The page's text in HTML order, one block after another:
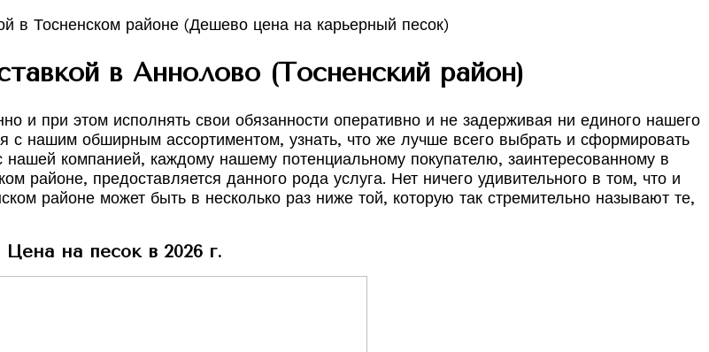
в Аннолово (Тосненский район)
и при этом исполнять свои обязанности оперативно и не задерживая ни единого нашего
с нашим обширным ассортиментом, узнать, что же лучше всего выбрать и сформировать
нашей компанией, каждому нашему потенциальному покупателю, заинтересованному в
районе, предоставляется данного рода услуга. Нет ничего удивительного в том, что и
районе может быть в несколько раз ниже той, которую так стремительно называют те,
Цена на песок в 2026 г.